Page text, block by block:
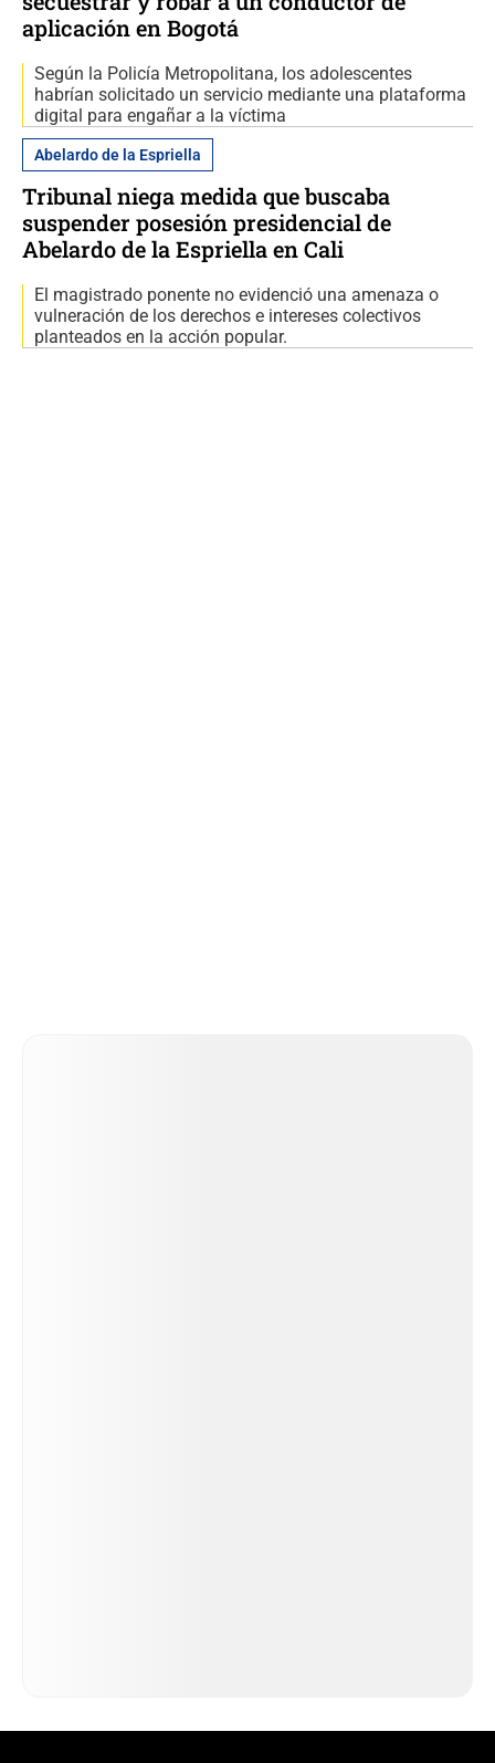
aplicación en Bogotá
Según la Policía Metropolitana, los adolescentes
habrían solicitado un servicio mediante una plataforma
digital para engañar a la víctima
Abelardo de la Espriella
Tribunal niega medida que buscaba
suspender posesión presidencial de
Abelardo de la Espriella en Cali
El magistrado ponente no evidenció una amenaza o
vulneración de los derechos e intereses colectivos
planteados en la acción popular.